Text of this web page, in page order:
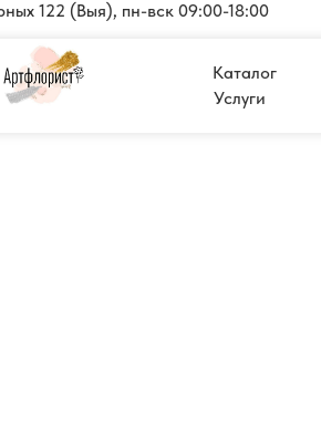
Каталог
Услуги
122 (Выя), пн-вск 09:00-18:00